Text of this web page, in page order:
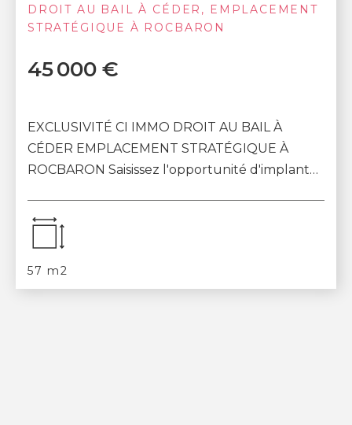
DROIT AU BAIL À CÉDER, EMPLACEMENT
STRATÉGIQUE À ROCBARON
45 000 €
EXCLUSIVITÉ CI IMMO DROIT AU BAIL À
CÉDER EMPLACEMENT STRATÉGIQUE À
ROCBARON Saisissez l'opportunité d'implanter
57 m2